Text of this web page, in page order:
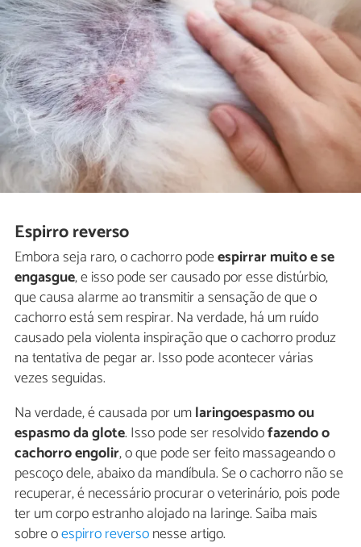
Espirro reverso
Embora seja raro, o cachorro podeespirrar muito e se
engasgue, e isso pode ser causado por esse distúrbio,
que causa alarme ao transmitir a sensação de que o
cachorro está sem respirar. Na verdade, há um ruído
causado pela violenta inspiração que o cachorro produz
na tentativa de pegar ar. Isso pode acontecer várias
vezes seguidas.
Na verdade, é causada por umlaringoespasmo ou
espasmo da glote. Isso pode ser resolvidofazendo o
cachorro engolir, o que pode ser feito massageando o
pescoço dele, abaixo da mandíbula. Se o cachorro não se
recuperar, é necessário procurar o veterinário, pois pode
ter um corpo estranho alojado na laringe. Saiba mais
sobre oespirro reversonesse artigo.